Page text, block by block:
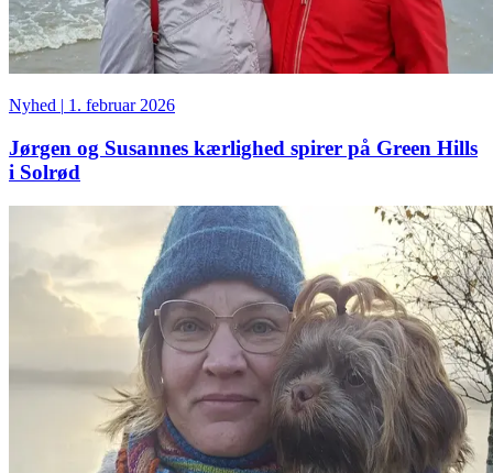
Nyhed | 1. februar 2026
Jørgen og Susannes kærlighed spirer på Green Hills
i Solrød